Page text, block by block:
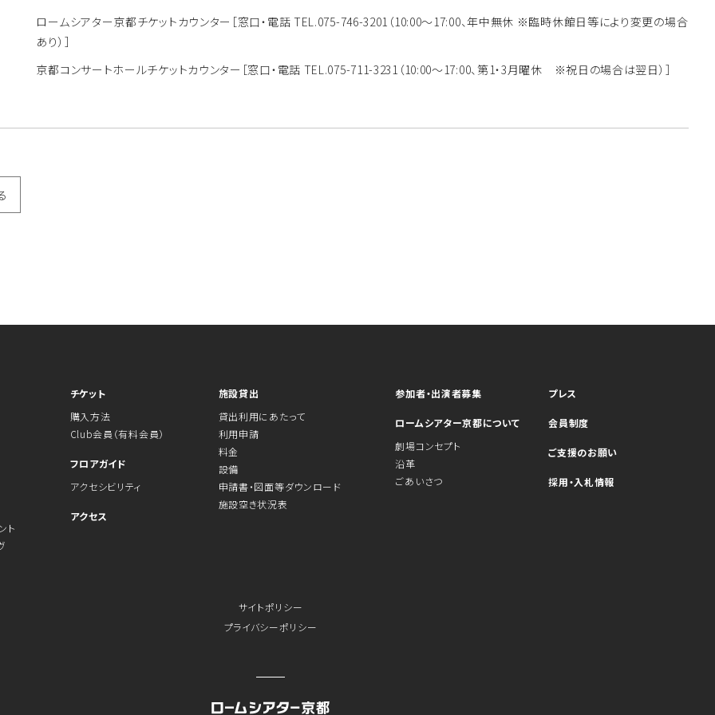
ロームシアター京都チケットカウンター ［窓口・電話 TEL.075-746-3201（10:00～17:00、年中無休 ※臨時休館日等により変更の場合
あり）］
京都コンサートホールチケットカウンター ［窓口・電話 TEL.075-711-3231（10:00～17:00、第1・3月曜休 ※祝日の場合は翌日）］
ト
チケット
購入方法
Club会員（有料会員）
フロアガイド
アクセシビリティ
アクセス
施設貸出
貸出利用にあたって
利用申請
料金
設備
申請書・図面等ダウンロード
施設空き状況表
参加者・出演者募集
ロームシアター京都について
劇場コンセプト
沿革
ごあいさつ
プレス
会員制度
ご支援のお願い
採用・入札情報
サイトポリシー
プライバシーポリシー